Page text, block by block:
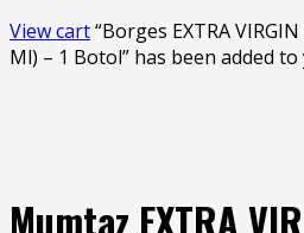
View cart“Borges EXTRA
Ml) – 1 Botol” has been added
Mumtaz EXTRA